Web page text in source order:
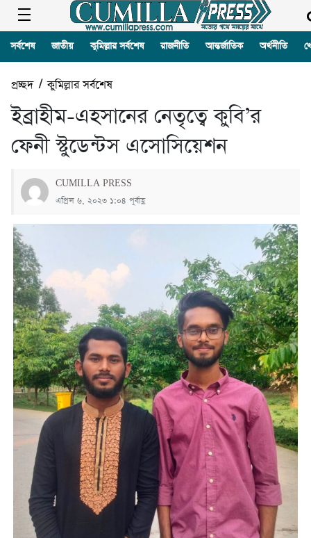
সর্বশেষ জাতীয় কুমিল্লার সর্বশেষ রাজনীতি আন্তর্জাতিক অর্থনীতি
প্রচ্ছদ/কুমিল্লার সর্বশেষ
ইব্রাহীম-এহসানের নেতৃত্বে কুবি’র
ফেনী স্টুডেন্টস এসোসিয়েশন
CUMILLA PRESS
এপ্রিল ৬, ২০২৩ ১:০৪ পূর্বাহ্ণ